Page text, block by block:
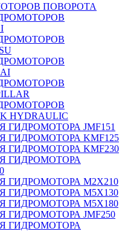
ПОВОРОТА
HYDRAULIC
ГИДРОМОТОРА JMF151
ГИДРОМОТОРА KMF125
ГИДРОМОТОРА KMF230
ГИДРОМОТОРА
ГИДРОМОТОРА M2X210
ГИДРОМОТОРА M5X130
ГИДРОМОТОРА M5X180
ГИДРОМОТОРА JMF250
ГИДРОМОТОРА